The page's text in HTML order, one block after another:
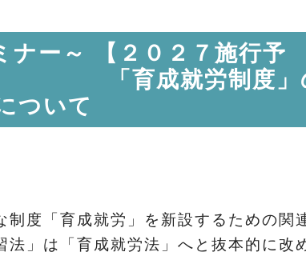
ナー～ 【２０２７施行予
就労制度」の概
ついて
度「育成就労」を新設するための関
法」は「育成就労法」へと抜本的に改